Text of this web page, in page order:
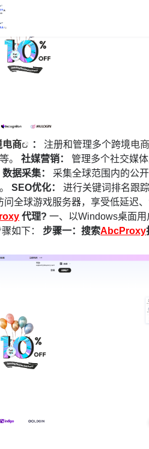
电商 ： 注册和管理多个跨境电
。社媒营销：
管理多个社交媒
数据采集：
采集全球范围内的公
。SEO优化：
进行关键词排名跟
问全球游戏服务器，享受低延迟
代理? 一、以Windows桌面用
如下： 步骤一：搜索AbcProxy